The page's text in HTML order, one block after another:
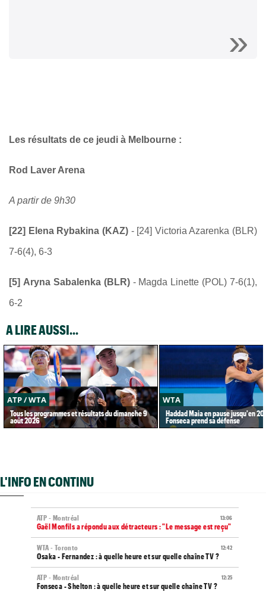
Les résultats de ce jeudi à Melbourne :
Rod Laver Arena
A partir de 9h30
[22] Elena Rybakina (KAZ) - [24] Victoria Azarenka (BLR)
7-6(4), 6-3
[5] Aryna Sabalenka (BLR)- Magda Linette (POL) 7-6(1),
6-2
A LIRE AUSSI...
ATP / WTA
Tous les programmes et résultats du dimanche 9
août 2026
WTA
Haddad Maia en pause jusqu'en
Fonseca prend sa défense
L'INFO EN CONTINU
13:06
ATP - Montréal
Gaël Monfils a répondu aux détracteurs : "Le message est reçu"
12:42
WTA - Toronto
Osaka - Fernandez : à quelle heure et sur quelle chaîne TV ?
12:25
ATP - Montréal
Fonseca - Shelton : à quelle heure et sur quelle chaîne TV ?